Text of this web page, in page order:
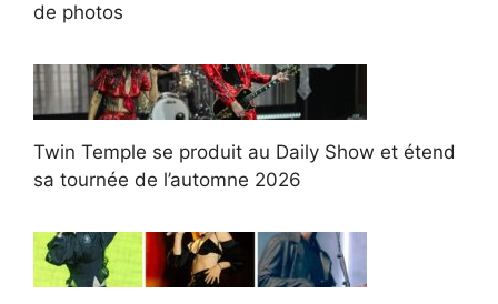
de photos
Twin Temple se produit au Daily Show et étend
sa tournée de l’automne 2026